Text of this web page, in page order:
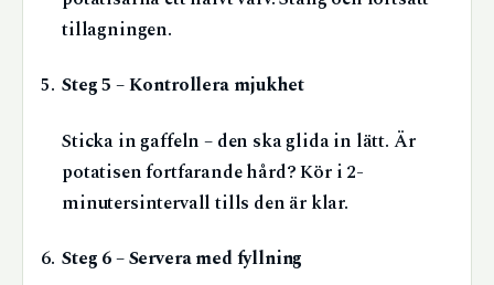
tillagningen.
Steg 5 – Kontrollera mjukhet
Sticka in gaffeln – den ska glida in lätt. Är
potatisen fortfarande hård? Kör i 2-
minutersintervall tills den är klar.
Steg 6 – Servera med fyllning